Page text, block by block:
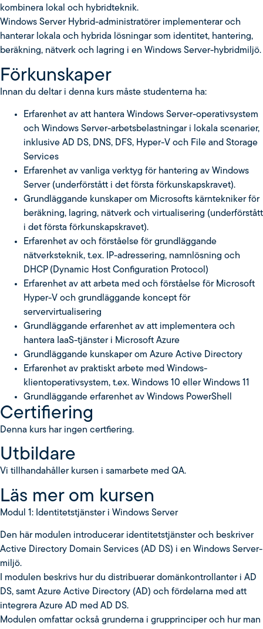
kombinera lokal och hybridteknik.
Windows Server Hybrid-administratörer implementerar och
hanterar lokala och hybrida lösningar som identitet, hantering,
beräkning, nätverk och lagring i en Windows Server-hybridmiljö.
Förkunskaper
Innan du deltar i denna kurs måste studenterna ha:
Erfarenhet av att hantera Windows Server-operativsystem
och Windows Server-arbetsbelastningar i lokala scenarier,
inklusive AD DS, DNS, DFS, Hyper-V och File and Storage
Services
Erfarenhet av vanliga verktyg för hantering av Windows
Server (underförstått i det första förkunskapskravet).
Grundläggande kunskaper om Microsofts kärntekniker för
beräkning, lagring, nätverk och virtualisering (underförstått
i det första förkunskapskravet).
Erfarenhet av och förståelse för grundläggande
nätverksteknik, t.ex. IP-adressering, namnlösning och
DHCP (Dynamic Host Configuration Protocol)
Erfarenhet av att arbeta med och förståelse för Microsoft
Hyper-V och grundläggande koncept för
servervirtualisering
Grundläggande erfarenhet av att implementera och
hantera IaaS-tjänster i Microsoft Azure
Grundläggande kunskaper om Azure Active Directory
Erfarenhet av praktiskt arbete med Windows-
klientoperativsystem, t.ex. Windows 10 eller Windows 11
Grundläggande erfarenhet av Windows PowerShell
Certifiering
Denna kurs har ingen certfiering.
Utbildare
Vi tillhandahåller kursen i samarbete med QA.
Läs mer om kursen
Modul 1: Identitetstjänster i Windows Server
Den här modulen introducerar identitetstjänster och beskriver
Active Directory Domain Services (AD DS) i en Windows Server-
miljö.
I modulen beskrivs hur du distribuerar domänkontrollanter i AD
DS, samt Azure Active Directory (AD) och fördelarna med att
integrera Azure AD med AD DS.
Modulen omfattar också grunderna i grupprinciper och hur man